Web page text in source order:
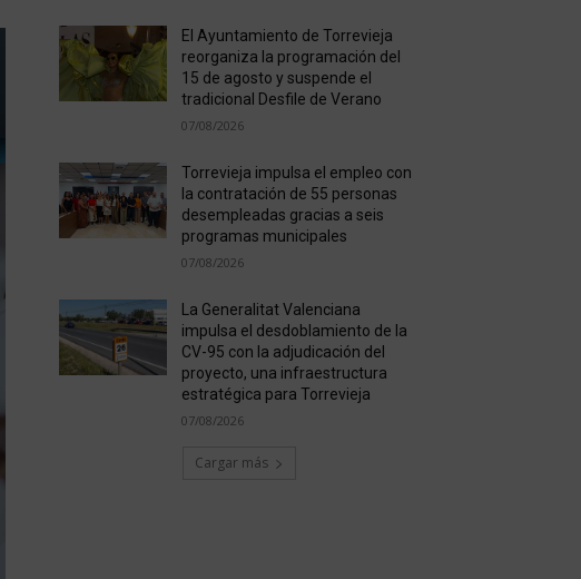
El Ayuntamiento de Torrevieja
reorganiza la programación del
15 de agosto y suspende el
tradicional Desfile de Verano
07/08/2026
Torrevieja impulsa el empleo con
la contratación de 55 personas
desempleadas gracias a seis
programas municipales
07/08/2026
La Generalitat Valenciana
impulsa el desdoblamiento de la
CV-95 con la adjudicación del
proyecto, una infraestructura
estratégica para Torrevieja
07/08/2026
Cargar más